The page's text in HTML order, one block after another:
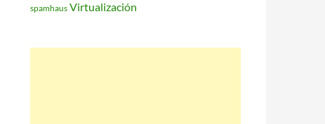
spamhaus Virtualización